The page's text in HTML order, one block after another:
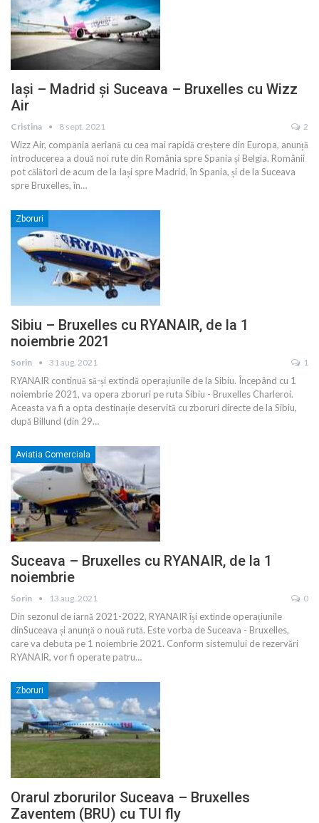
Iași – Madrid și Suceava – Bruxelles cu Wizz
Air
Cristina 8 sept. 2021 2
Wizz Air, compania aeriană cu cea mai rapidă creștere din Europa, anunță
introducerea a două noi rute din România spre Spania și Belgia. Românii
pot călători de acum de la Iași spre Madrid, în Spania, și de la Suceava
spre Bruxelles, în…
Zboruri
Sibiu – Bruxelles cu RYANAIR, de la 1
noiembrie 2021
Sorin 31 aug. 2021 1
RYANAIR continuă să-și extindă operațiunile de la Sibiu. Începând cu 1
noiembrie 2021, va opera zboruri pe ruta Sibiu - Bruxelles Charleroi.
Aceasta va fi a opta destinație deservită cu zboruri directe de la Sibiu,
după Billund (din 29…
Aviatia Comerciala
Suceava – Bruxelles cu RYANAIR, de la 1
noiembrie
Sorin 13 aug. 2021 0
Din sezonul de iarnă 2021-2022, RYANAIR își extinde operațiunile
dinSuceava și anunță o nouă rută. Este vorba de Suceava - Bruxelles,
care va debuta pe 1 noiembrie 2021. Conform sistemului de rezervări
RYANAIR, vor fi operate patru…
Zboruri
Orarul zborurilor Suceava – Bruxelles
Zaventem (BRU) cu TUI fly